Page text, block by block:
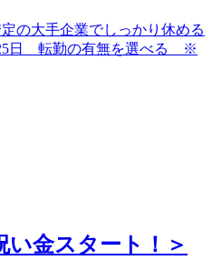
い金スタート！＞